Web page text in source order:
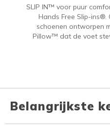
SLIP IN™ voor puur
Hands Free Slip-ins®.
schoenen ontworpen
Pillow™ dat de voet
Belangrijkste